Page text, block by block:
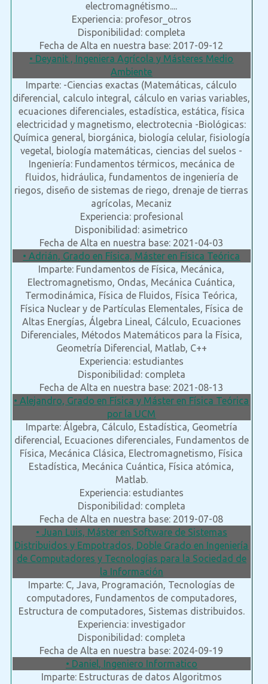
electromagnétismo....
Experiencia: profesor_otros
Disponibilidad: completa
Fecha de Alta en nuestra base: 2017-09-12
• Deyanit , Ingeniera Agrícola y Másteres Medio
Ambiente
Imparte: -Ciencias exactas (Matemáticas, cálculo
diferencial, calculo integral, cálculo en varias variables,
ecuaciones diferenciales, estadística, estática, física
electricidad y magnetismo, electrotecnia -Biológicas:
Química general, biorgánica, biología celular, fisiología
vegetal, biología matemáticas, ciencias del suelos -
Ingeniería: Fundamentos térmicos, mecánica de
fluidos, hidráulica, fundamentos de ingeniería de
riegos, diseño de sistemas de riego, drenaje de tierras
agrícolas, Mecaniz
Experiencia: profesional
Disponibilidad: asimetrico
Fecha de Alta en nuestra base: 2021-04-03
• Adrián, Grado en Física, Máster en Física Teórica
Imparte: Fundamentos de Física, Mecánica,
Electromagnetismo, Ondas, Mecánica Cuántica,
Termodinámica, Física de Fluidos, Física Teórica,
Física Nuclear y de Partículas Elementales, Física de
Altas Energías, Álgebra Lineal, Cálculo, Ecuaciones
Diferenciales, Métodos Matemáticos para la Física,
Geometría Diferencial, Matlab, C++
Experiencia: estudiantes
Disponibilidad: completa
Fecha de Alta en nuestra base: 2021-08-13
• Alejandro, Grado en Física y Máster en Física Teórica
por la UCM
Imparte: Álgebra, Cálculo, Estadística, Geometría
diferencial, Ecuaciones diferenciales, Fundamentos de
Física, Mecánica Clásica, Electromagnetismo, Física
Estadística, Mecánica Cuántica, Física atómica,
Matlab.
Experiencia: estudiantes
Disponibilidad: completa
Fecha de Alta en nuestra base: 2019-07-08
• Juan Luis, Máster en Software de Sistemas
Distribuidos y Empotrados, Doble Grado en Ingeniería
de Computadores y Tecnologías para la Sociedad de
la Información
Imparte: C, Java, Programación, Tecnologías de
computadores, Fundamentos de computadores,
Estructura de computadores, Sistemas distribuidos.
Experiencia: investigador
Disponibilidad: completa
Fecha de Alta en nuestra base: 2024-09-19
• Daniel, Ingeniero Informatico
Imparte: Estructuras de datos Algoritmos